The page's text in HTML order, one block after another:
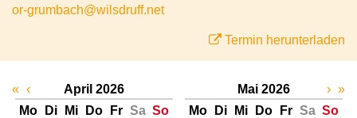
or-grumbach@wilsdruff.net
Termin herunterladen
« ‹
April 2026
Mo
Di Mi Do Fr Sa So
Mai 2026
Mo
Di Mi Do Fr Sa So
› »